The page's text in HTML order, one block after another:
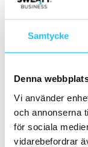
Samtycke
Denna
Vi använder
och annonserna
för sociala
vidarebefordrar
Digitalt
träningsapp